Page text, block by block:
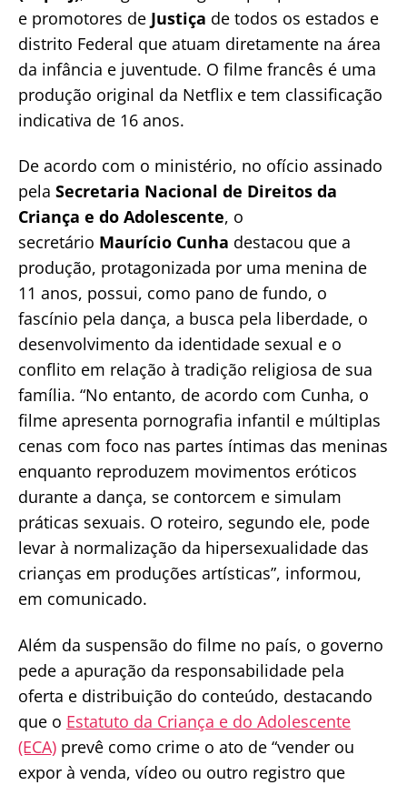
e promotores de Justiça de todos os estados e
distrito Federal que atuam diretamente na área
da infância e juventude. O filme francês é uma
produção original da Netflix e tem classificação
indicativa de 16 anos.
De acordo com o ministério, no ofício assinado
pela Secretaria Nacional de Direitos da
Criança e do Adolescente, o
secretário Maurício Cunha destacou que a
produção, protagonizada por uma menina de
11 anos, possui, como pano de fundo, o
fascínio pela dança, a busca pela liberdade, o
desenvolvimento da identidade sexual e o
conflito em relação à tradição religiosa de sua
família. “No entanto, de acordo com Cunha, o
filme apresenta pornografia infantil e múltiplas
cenas com foco nas partes íntimas das meninas
enquanto reproduzem movimentos eróticos
durante a dança, se contorcem e simulam
práticas sexuais. O roteiro, segundo ele, pode
levar à normalização da hipersexualidade das
crianças em produções artísticas”, informou,
em comunicado.
Além da suspensão do filme no país, o governo
pede a apuração da responsabilidade pela
oferta e distribuição do conteúdo, destacando
que o Estatuto da Criança e do Adolescente
(ECA) prevê como crime o ato de “vender ou
expor à venda, vídeo ou outro registro que